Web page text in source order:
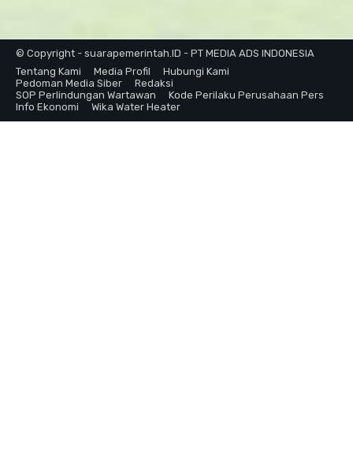
© Copyright - suarapemerintah.ID - PT MEDIA ADS INDONESIA
Tentang Kami
Media Profil
Hubungi Kami
Pedoman Media Siber
Redaksi
SOP Perlindungan Wartawan
Kode Perilaku Perusahaan Pers
Info Ekonomi
Wika Water Heater